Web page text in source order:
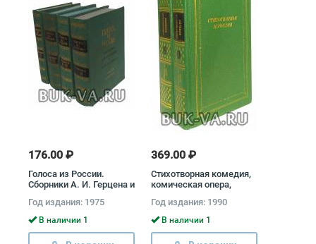
176.00 ₽
Голоса из России.
Сборники А. И. Герцена и
из 4 книг) Александр
Герцен, Николай Огарев
Год издания: 1975
В наличии 1
369.00 ₽
Стихотворная комедия,
комическая опера,
начала XIX века
(комплект из 2 книг)
Иван Крылов, Михаил
Загоскин, Денис
Год издания: 1990
В наличии 1